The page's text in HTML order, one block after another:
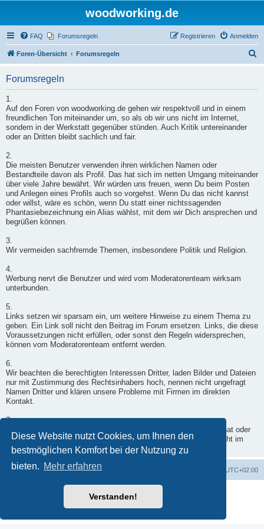
Diese Website nutzt Cookies, um Ihnen den
bestmöglichen Komfort bei der Nutzung zu
bieten. Mehr erfahren
Verstanden!
woodworking.de
FAQ Forumsregeln Anmelden
Registrieren
Foren-Übersicht Forumsregeln
Forumsregeln
1.
Auf den Foren von woodworking.de gehen wir respektvoll und in einem
freundlichen Ton miteinander um, so als ob wir uns nicht im Internet,
sondern in der Werkstatt gegenüber stünden. Auch Kritik untereinander
oder an Dritten bleibt sachlich und fair.
2.
Die meisten Benutzer verwenden ihren wirklichen Namen oder
Bestandteile davon als Profil. Das hat sich im netten Umgang miteinander
über viele Jahre bewährt. Wir würden uns freuen, wenn Du beim Posten
und Anlegen eines Profils auch so vorgehst. Wenn Du das nicht kannst
oder willst, wäre es schön, wenn Du statt einer nichtssagenden
Phantasiebezeichnung ein Alias wählst, mit dem wir Dich ansprechen und
begrüßen können.
3.
Wir vermeiden sachfremde Themen, insbesondere Politik und Religion.
4.
Werbung nervt die Benutzer und wird vom Moderatorenteam wirksam
unterbunden.
5.
Links setzen wir sparsam ein, um weitere Hinweise zu einem Thema zu
geben. Ein Link soll nicht den Beitrag im Forum ersetzen. Links, die diese
Voraussetzungen nicht erfüllen, oder sonst den Regeln widersprechen,
können vom Moderatorenteam entfernt werden.
6.
Wir beachten die berechtigten Interessen Dritter, laden Bilder und Dateien
nur mit Zustimmung des Rechtsinhabers hoch, nennen nicht ungefragt
Namen Dritter und klären unsere Probleme mit Firmen im direkten
Kontakt.
7.
Wenn ein Moderator doch einmal in Deinen Beitrag eingegriffen hat oder
er nicht freigegeben wurde, wende Dich per Kontaktformular - nicht im
Forum - an einen Moderator.
Foren-Übersicht UTC+02:00
Deutsche Übersetzung durch